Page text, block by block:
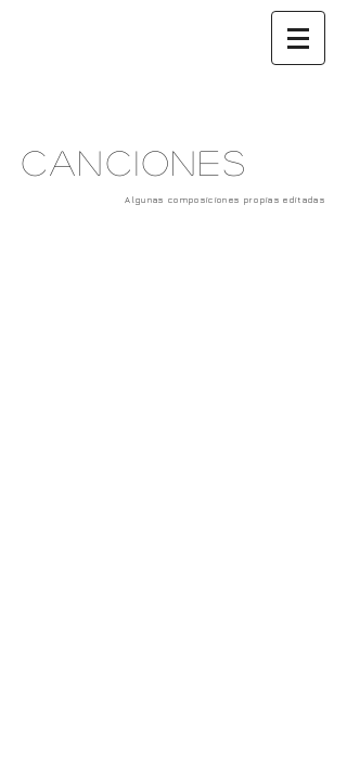
CANCIONES
Algunas composiciones propias editadas